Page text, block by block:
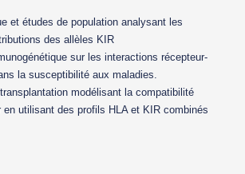
et études de population analysant les
des allèles KIR
sur les interactions récepteur-
la susceptibilité aux maladies.
modélisant la compatibilité
en utilisant des profils HLA et KIR combinés